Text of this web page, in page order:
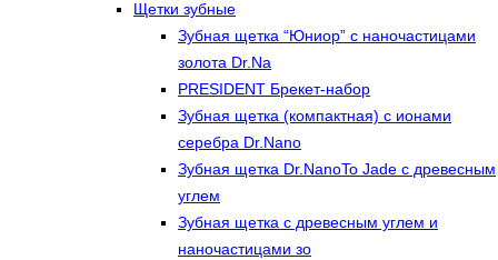
Щетки зубные
Зубная щетка “Юниор” с наночастицами
золота Dr.Na
PRESIDENT Брекет-набор
Зубная щетка (компактная) с ионами
серебра Dr.Nano
Зубная щетка Dr.NanoTo Jade с древесным
углем
Зубная щетка с древесным углем и
наночастицами зо